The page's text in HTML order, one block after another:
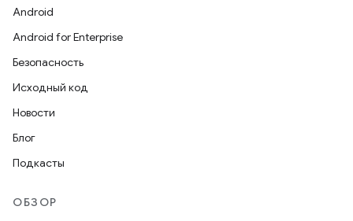
Android
Android for Enterprise
Безопасность
Исходный код
Новости
Блог
Подкасты
ОБЗОР